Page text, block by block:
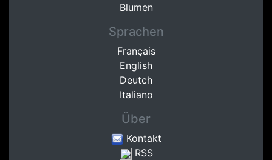
Blumen
Sprachen
Français
English
Deutch
Italiano
Über
Kontakt
RSS